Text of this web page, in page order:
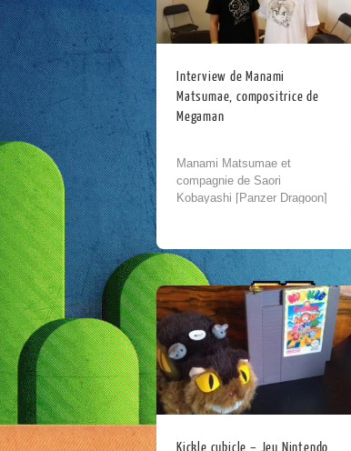
Interview de Manami
Matsumae, compositrice de
Megaman
Manami Matsumae et
compagnie de Saori
Kobayashi [Panzer Dragoon]
eu la chance rencontrer la
compositrice Manami
Matsumae sur le stand...
Kickle cubicle – Jeu Nintendo